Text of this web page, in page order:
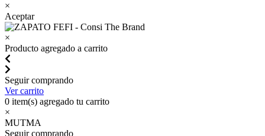
×
Aceptar
×
Producto agregado a carrito
Seguir comprando
Ver carrito
0 item(s) agregado tu carrito
×
MUTMA
Seguir comprando